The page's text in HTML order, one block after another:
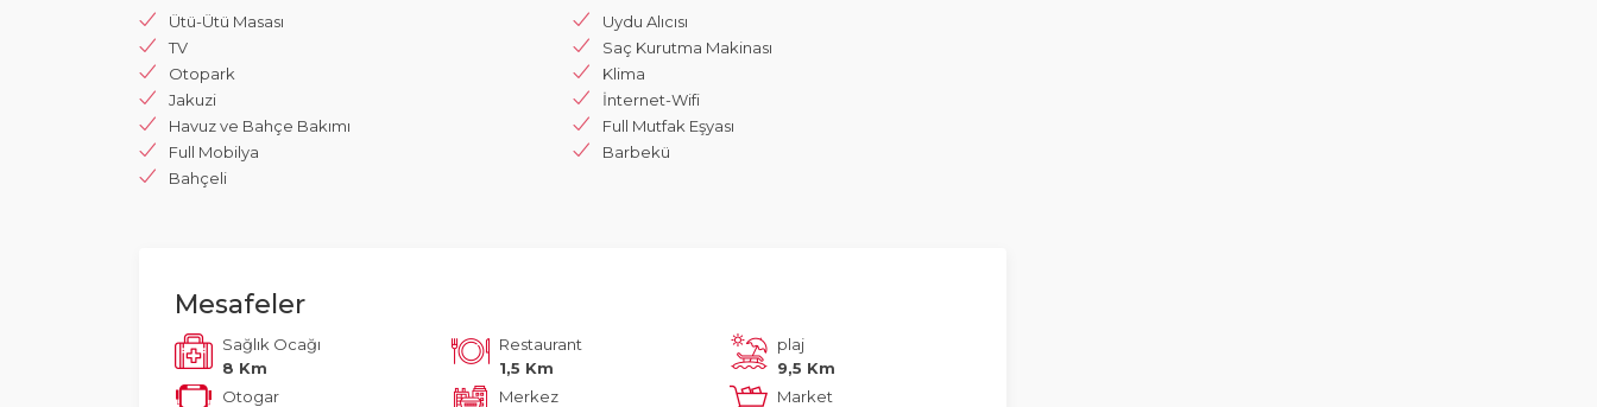
Ütü-Ütü Masası
Uydu Alıcısı
TV
Saç Kurutma Makinası
Otopark
Klima
Jakuzi
İnternet-Wifi
Havuz ve Bahçe Bakımı
Full Mutfak Eşyası
Full Mobilya
Barbekü
Bahçeli
Mesafeler
Sağlık Ocağı
8 Km
Restaurant
1,5 Km
plaj
9,5 Km
Otogar
Merkez
Market